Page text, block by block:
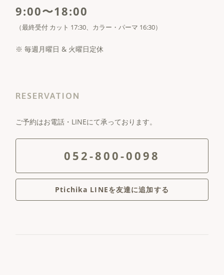
9:00〜18:00
（最終受付 カット 17:30、カラー・パーマ 16:30）
※ 毎週月曜日 & 火曜日定休
RESERVATION
ご予約はお電話・LINEにて承っております。
052-800-0098
Ptichika LINEを友達に追加する